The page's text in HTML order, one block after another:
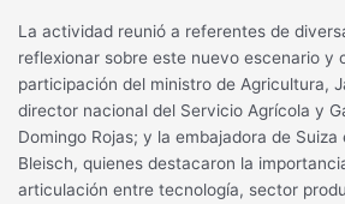
La actividad reunió a referentes de
reflexionar sobre este nuevo escenario y
participación del ministro de Agricultura,
director nacional del Servicio Agrícola y
Domingo Rojas; y la embajadora de
Bleisch, quienes destacaron la
articulación entre tecnología, sector